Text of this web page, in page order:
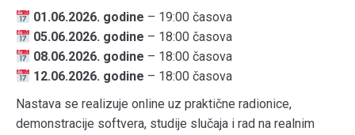
01.06.2026. godine – 19:00 časova
05.06.2026. godine – 18:00 časova
08.06.2026. godine – 18:00 časova
12.06.2026. godine – 18:00 časova
Nastava se realizuje online uz praktične radionice,
demonstracije softvera, studije slučaja i rad na realnim